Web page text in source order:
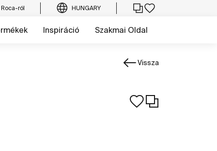
Roca-ról HUNGARY
Inspiráció Szakmai Oldal
Vissza